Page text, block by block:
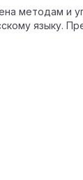
методам и
языку.